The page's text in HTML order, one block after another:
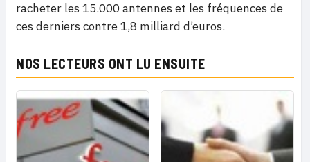
racheter les 15.000 antennes et les fréquences de
ces derniers contre 1,8 milliard d’euros.
NOS LECTEURS ONT LU ENSUITE